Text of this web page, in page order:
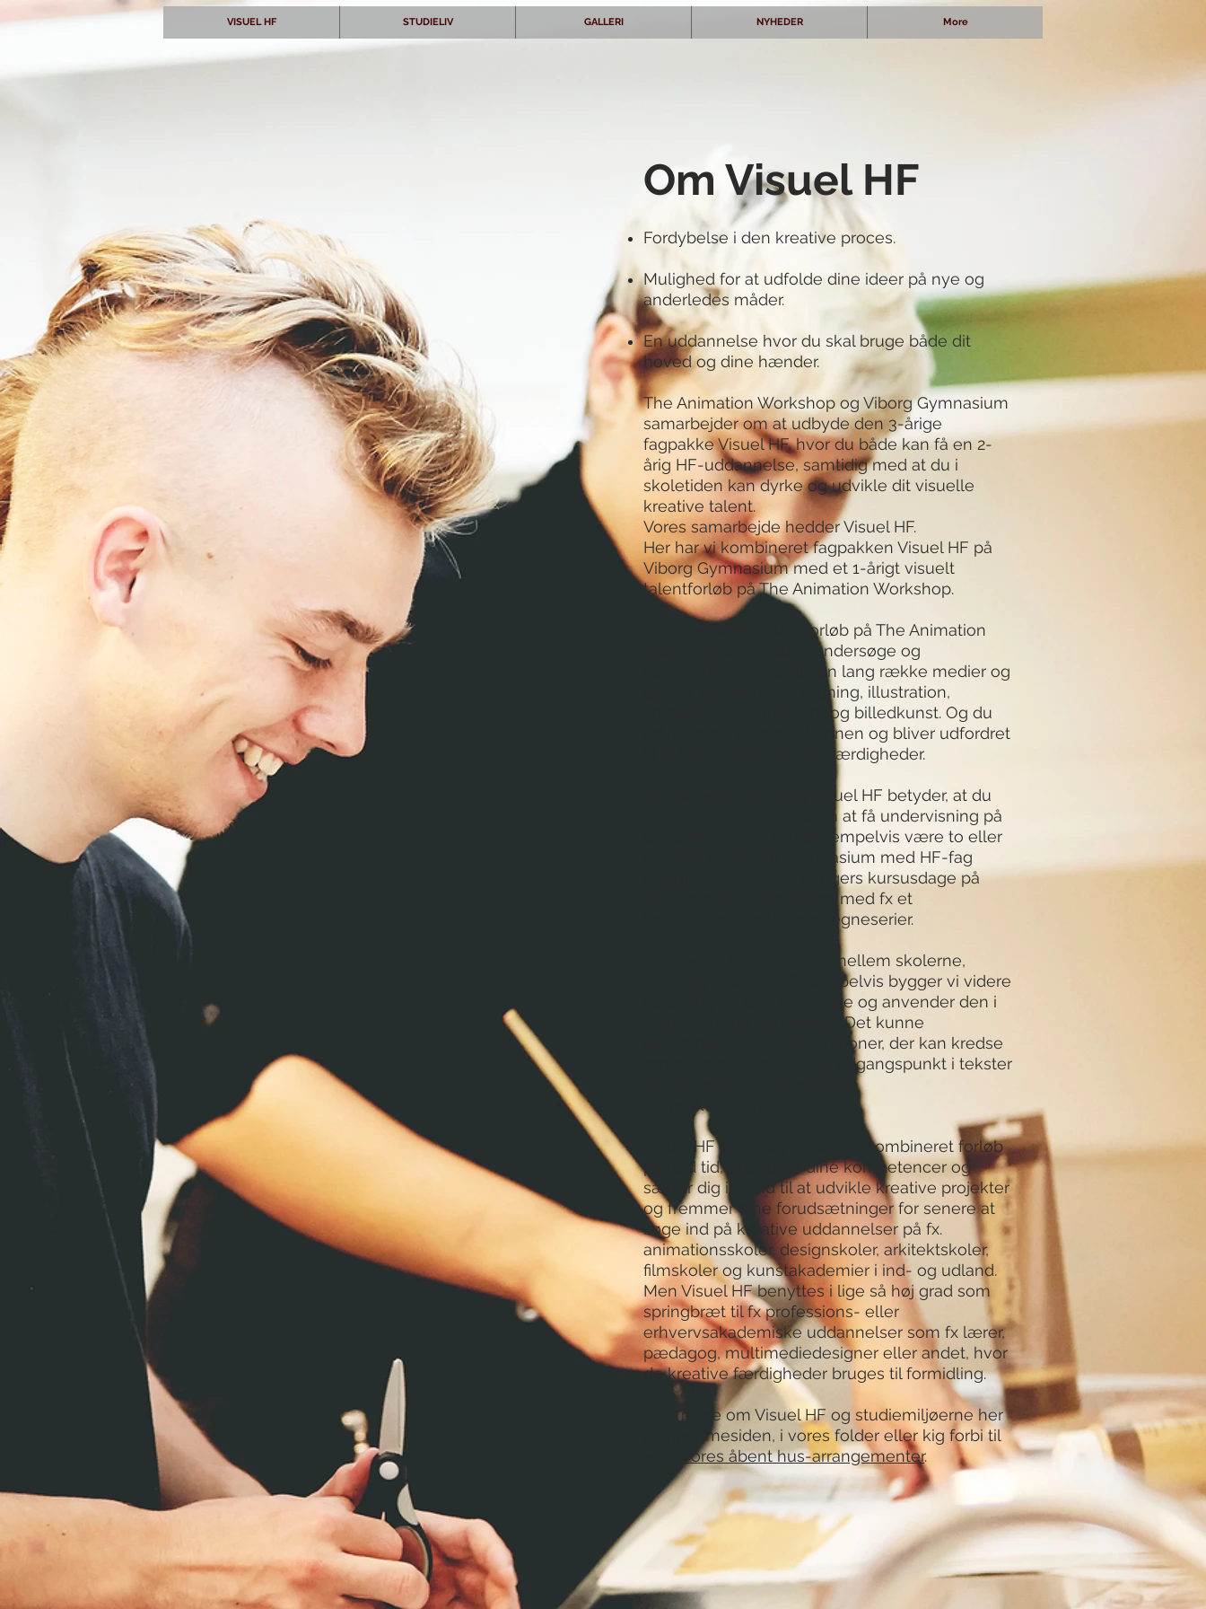
VISUEL HF STUDIELIV GALLERI NYHEDER More
Om Visuel HF
Fordybelse i den kreative proces.
Mulighed for at udfolde dine ideer på nye og
anderledes måder.
En uddannelse hvor du skal bruge både dit
hoved og dine hænder.
The Animation Workshop og Viborg Gymnasium
samarbejder om at udbyde den 3-årige
fagpakke Visuel HF, hvor du både kan få en 2-
årig HF-uddannelse, samtidig med at du i
skoletiden kan dyrke og udvikle dit visuelle
kreative talent.
Vores samarbejde hedder Visuel HF.
Her har vi kombineret fagpakken Visuel HF på
Viborg Gymnasium med et 1-årigt visuelt
talentforløb på The Animation Workshop.
På det visuelle talentforløb på The Animation
Workshop lærer du at undersøge og
kommunikere visuelt i en lang række medier og
genrer, eksempelvis tegning, illustration,
animation, fotografi, film og billedkunst. Og du
udvikler din tekniske kunnen og bliver udfordret
til at bruge dine visuelle færdigheder.
Samarbejdet omkring Visuel HF betyder, at du
som elev veksler mellem at få undervisning på
de to skoler. Det kan eksempelvis være to eller
tre uger på Viborg Gymnasium med HF-fag
efterfulgt af en eller to ugers kursusdage på
The Animation Workshop med fx et
koncentreret forløb om tegneserier.
Vi arbejder tæt sammen mellem skolerne,
omkring Visuel HF. Eksempelvis bygger vi videre
på læring fra den ene skole og anvender den i
workshops på den anden. Det kunne
eksempelvis være illustrationer, der kan kredse
om en tematik eller tage udgangspunkt i tekster
engelskundervisningen.
Visuel HF giver dig et samlet kombineret forløb
på fuld tid, opbygger dine kompetencer og
sætter dig i stand til at udvikle kreative projekter
og fremmer dine forudsætninger for senere at
søge ind på kreative uddannelser på fx.
animationsskoler, designskoler, arkitektskoler,
filmskoler og kunstakademier i ind- og udland.
Men Visuel HF benyttes i lige så høj grad som
springbræt til fx professions- eller
erhvervsakademiske uddannelser som fx lærer,
pædagog, multimediedesigner eller andet, hvor
de kreative færdigheder bruges til formidling.
Læs mere om Visuel HF og studiemiljøerne her
på hjemmesiden, i vores folder eller kig forbi til
vores åbent hus-arrangementer.